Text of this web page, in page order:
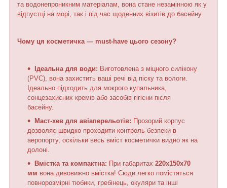
та водонепроникним матеріалам, вона стане незамінною як у
відпустці на морі, так і під час щоденних візитів до басейну.
Чому ця косметичка — must-have цього сезону?
Ідеальна для води: Виготовлена з міцного силікону
(PVC), вона захистить ваші речі від піску та вологи.
Ідеально підходить для мокрого купальника,
сонцезахисних кремів або засобів гігієни після
басейну.
Маст-хев для авіаперельотів: Прозорий корпус
дозволяє швидко проходити контроль безпеки в
аеропорту, оскільки весь вміст косметички видно як на
долоні.
Вмістка та компактна: При габаритах 220х150х70
мм вона дивовижно вмістка! Сюди легко помістяться
повнорозмірні тюбики, гребінець, окуляри та інші